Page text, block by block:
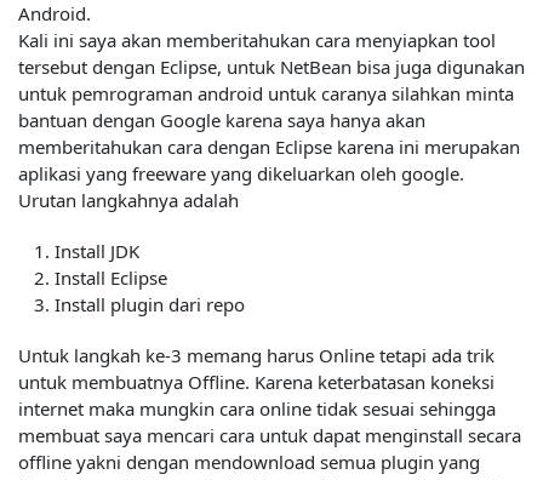
Android.
Kali ini saya akan memberitahukan cara menyiapkan tool
tersebut dengan Eclipse, untuk NetBean bisa juga digunakan
untuk pemrograman android untuk caranya silahkan minta
bantuan dengan Google karena saya hanya akan
memberitahukan cara dengan Eclipse karena ini merupakan
aplikasi yang freeware yang dikeluarkan oleh google.
Urutan langkahnya adalah
Install JDK
Install Eclipse
Install plugin dari repo
Untuk langkah ke-3 memang harus Online tetapi ada trik
untuk membuatnya Offline. Karena keterbatasan koneksi
internet maka mungkin cara online tidak sesuai sehingga
membuat saya mencari cara untuk dapat menginstall secara
offline yakni dengan mendownload semua plugin yang